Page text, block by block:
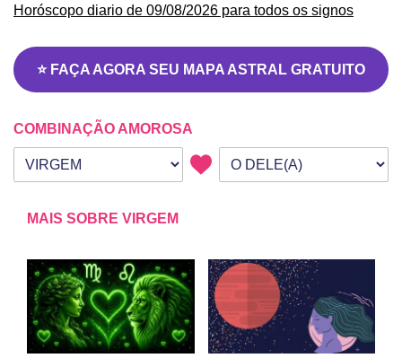
Horóscopo diario de 09/08/2026 para todos os signos
⭐ FAÇA AGORA SEU MAPA ASTRAL GRATUITO
COMBINAÇÃO AMOROSA
Seu signo
Signo da outra pessoa
MAIS SOBRE VIRGEM